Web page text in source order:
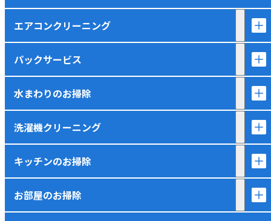
エアコンクリーニング
パックサービス
水まわりのお掃除
洗濯機クリーニング
キッチンのお掃除
お部屋のお掃除